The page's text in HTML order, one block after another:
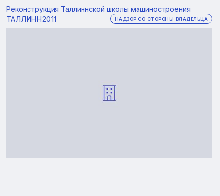
Реконструкция Таллиннской школы машиностроения
ТАЛЛИНН2011 НАДЗОР СО СТОРОНЫ ВЛАДЕЛЬЦА